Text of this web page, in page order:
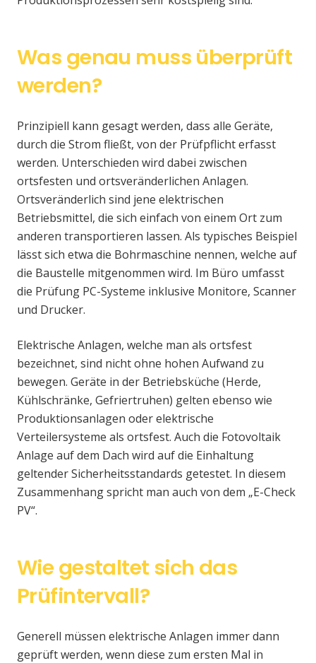
Was genau muss überprüft
werden?
Prinzipiell kann gesagt werden, dass alle Geräte,
durch die Strom fließt, von der Prüfpflicht erfasst
werden. Unterschieden wird dabei zwischen
ortsfesten und ortsveränderlichen Anlagen.
Ortsveränderlich sind jene elektrischen
Betriebsmittel, die sich einfach von einem Ort zum
anderen transportieren lassen. Als typisches Beispiel
lässt sich etwa die Bohrmaschine nennen, welche auf
die Baustelle mitgenommen wird. Im Büro umfasst
die Prüfung PC-Systeme inklusive Monitore, Scanner
und Drucker.
Elektrische Anlagen, welche man als ortsfest
bezeichnet, sind nicht ohne hohen Aufwand zu
bewegen. Geräte in der Betriebsküche (Herde,
Kühlschränke, Gefriertruhen) gelten ebenso wie
Produktionsanlagen oder elektrische
Verteilersysteme als ortsfest. Auch die Fotovoltaik
Anlage auf dem Dach wird auf die Einhaltung
geltender Sicherheitsstandards getestet. In diesem
Zusammenhang spricht man auch von dem „E-Check
PV“.
Wie gestaltet sich das
Prüfintervall?
Generell müssen elektrische Anlagen immer dann
geprüft werden, wenn diese zum ersten Mal in